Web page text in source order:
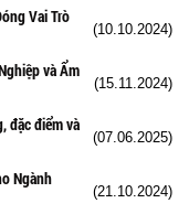
Vai Trò
(10.10.2024)
và Ẩm
(15.11.2024)
đặc điểm và
(07.06.2025)
Ngành
(21.10.2024)